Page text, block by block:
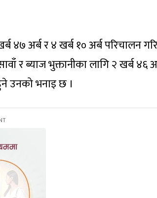
अर्ब र ४ खर्ब १० अर्ब परिचालन
र ब्याज भुक्तानीका लागि २ खर्ब ४६
उनको भनाइ छ ।